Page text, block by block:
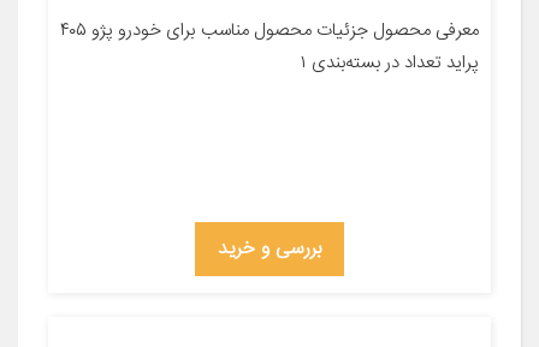
معرفی محصول جزئیات محصول مناسب برای خودرو پژو ۴۰۵
پراید تعداد در بسته‌بندی ۱
بررسی و خرید